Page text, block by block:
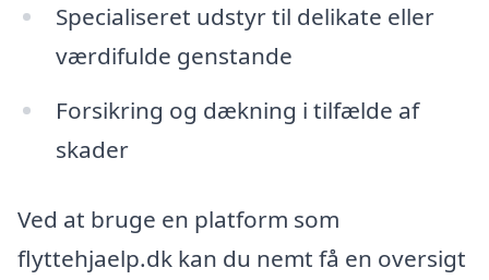
Specialiseret udstyr til delikate eller
værdifulde genstande
Forsikring og dækning i tilfælde af
skader
Ved at bruge en platform som
flyttehjaelp.dk kan du nemt få en oversigt